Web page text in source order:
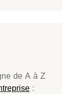
de A à Z
: